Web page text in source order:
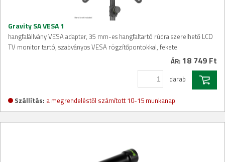
Gravity SA VESA 1
hangfalállvány VESA adapter, 35 mm-es hangfaltartó rúdra szerelhető LCD
TV monitor tartó, szabványos VESA rögzítőpontokkal, fekete
ÁR: 18 749 Ft
darab
Szállítás: a megrendeléstől számított 10-15 munkanap